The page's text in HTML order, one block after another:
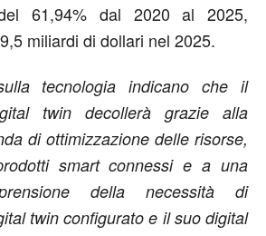
61,94% dal 2020 al 2025,
miliardi di dollari nel 2025.
tecnologia indicano che il
twin decollerà grazie alla
di ottimizzazione delle risorse,
smart connessi e a una
della necessità di
twin configurato e il suo digital